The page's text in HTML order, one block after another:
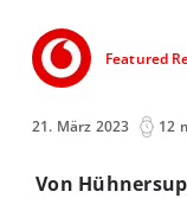
Featured
21. März 2023 12
Von